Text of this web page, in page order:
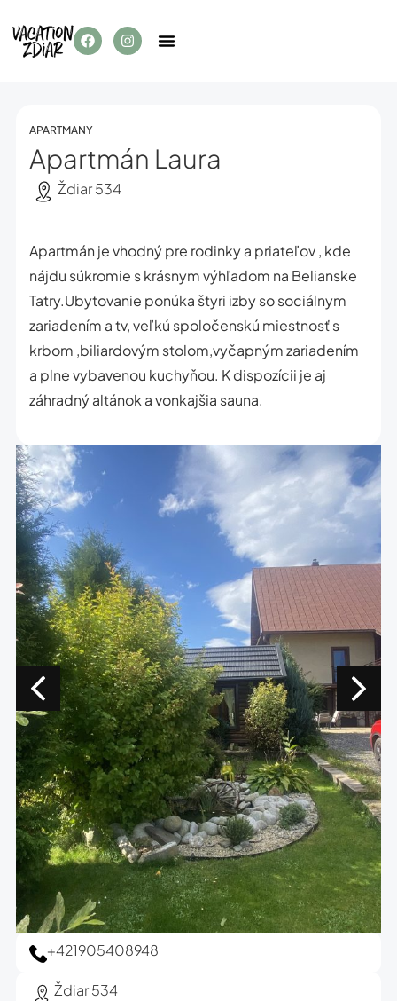
APARTMANY
Apartmán Laura
Ždiar 534
Apartmán je vhodný pre rodinky a priateľov , kde
nájdu súkromie s krásnym výhľadom na Belianske
Tatry.Ubytovanie ponúka štyri izby so sociálnym
zariadením a tv, veľkú spoločenskú miestnosť s
krbom ,biliardovým stolom,vyčapným zariadením
a plne vybavenou kuchyňou. K dispozícii je aj
záhradný altánok a vonkajšia sauna.
+421905408948
Ždiar 534